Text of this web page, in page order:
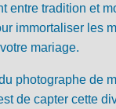
entre tradition et
immortaliser les
mariage.
photographe de
de capter cette